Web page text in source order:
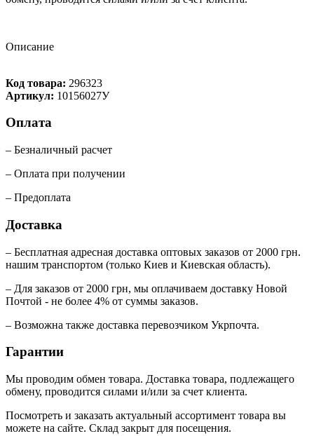
Описание
Код товара: 296323
Артикул: 10156027У
Оплата
– Безналичный расчет
– Оплата при получении
– Предоплата
Доставка
– Бесплатная адресная доставка оптовых заказов от 2000 грн.
нашим транспортом (только Киев и Киевская область).
– Для заказов от 2000 грн, мы оплачиваем доставку Новой
Почтой - не более 4% от суммы заказов.
– Возможна также доставка перевозчиком Укрпочта.
Гарантии
Мы проводим обмен товара. Доставка товара, подлежащего
обмену, проводится силами и/или за счет клиента.
Посмотреть и заказать актуальный ассортимент товара вы
можете на сайте. Склад закрыт для посещения.